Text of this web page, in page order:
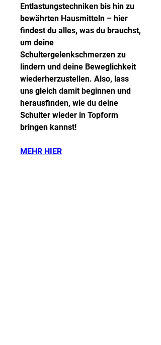
Entlastungstechniken bis hin zu
bewährten Hausmitteln – hier
findest du alles, was du brauchst,
um deine
Schultergelenkschmerzen zu
lindern und deine Beweglichkeit
wiederherzustellen. Also, lass
uns gleich damit beginnen und
herausfinden, wie du deine
Schulter wieder in Topform
bringen kannst!
MEHR HIER